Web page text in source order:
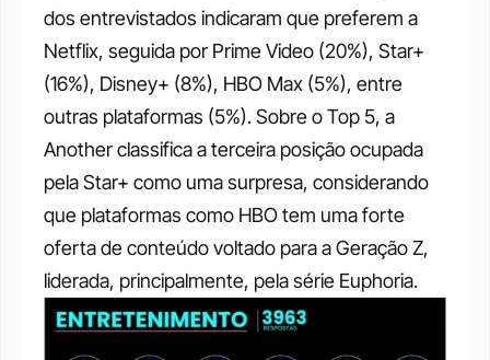
dos entrevistados indicaram que preferem a
Netflix, seguida por Prime Video (20%), Star+
(16%), Disney+ (8%), HBO Max (5%), entre
outras plataformas (5%). Sobre o Top 5, a
Another classifica a terceira posição ocupada
pela Star+ como uma surpresa, considerando
que plataformas como HBO tem uma forte
oferta de conteúdo voltado para a Geração Z,
liderada, principalmente, pela série Euphoria.